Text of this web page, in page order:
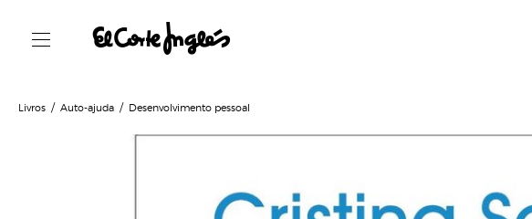
Livros Auto-ajuda Desenvolvimento pessoal